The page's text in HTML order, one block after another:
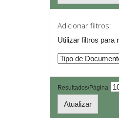
Adicionar filtros:
Utilizar filtros para
Resultados/Página